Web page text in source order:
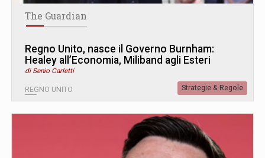
The Guardian
Regno Unito, nasce il Governo Burnham:
Healey all’Economia, Miliband agli Esteri
di Senio Carletti
REGNO UNITO Strategie & Regole